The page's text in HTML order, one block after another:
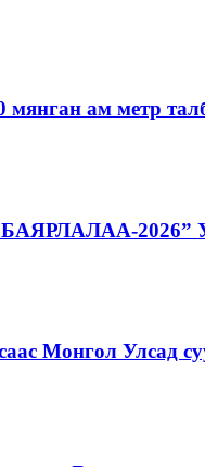
ам метр
Монгол Улсад